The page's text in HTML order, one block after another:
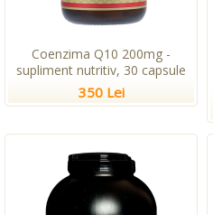
Coenzima Q10 200mg -
supliment nutritiv, 30 capsule
350 Lei